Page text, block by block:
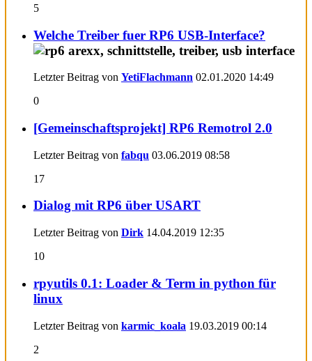
5
Welche Treiber fuer RP6 USB-Interface?
Letzter Beitrag von YetiFlachmann 02.01.2020 14:49
0
[Gemeinschaftsprojekt] RP6 Remotrol 2.0
Letzter Beitrag von fabqu 03.06.2019 08:58
17
Dialog mit RP6 über USART
Letzter Beitrag von Dirk 14.04.2019 12:35
10
rpyutils 0.1: Loader & Term in python für
linux
Letzter Beitrag von karmic_koala 19.03.2019 00:14
2